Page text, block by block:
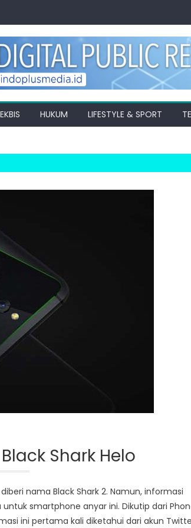
EKBIS HUKUM LIFESTYLE & SPORT
Shark Helo
nama Black Shark 2. Namun, informasi
smartphone anyar ini. Dikutip dari
ini pertama kali diketahui dari akun